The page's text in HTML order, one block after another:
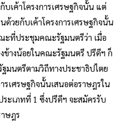
บเค้าโครงการเศรษฐกิจนั้น แต่
ด้วยกับเค้าโครงการเศรษฐกิจนั้น
ะที่ประชุมคณะรัฐมนตรีว่า เมื่อ
ข้างน้อยในคณะรัฐมนตรี ปรีดีฯ ก็
มนตรีตามวิถีทางประชาธิปไตย
รเศรษฐกิจนั้นเสนอต่อราษฎรใน
ระเภทที่ 1 ซึ่งปรีดีฯ จะสมัครรับ
ษฎร